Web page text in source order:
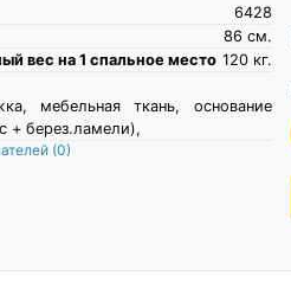
6428
см.
86
вес на 1 спальное место
кг.
120
мебельная ткань, основание
+ берез.ламели),
(0)